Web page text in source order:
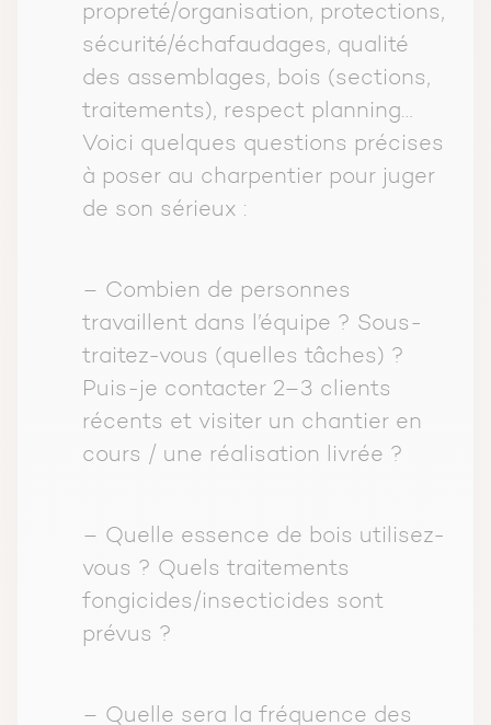
propreté/organisation, protections,
sécurité/échafaudages, qualité
des assemblages, bois (sections,
traitements), respect planning…
Voici quelques questions précises
à poser au charpentier pour juger
de son sérieux :
– Combien de personnes
travaillent dans l’équipe ? Sous-
traitez-vous (quelles tâches) ?
Puis-je contacter 2–3 clients
récents et visiter un chantier en
cours / une réalisation livrée ?
– Quelle essence de bois utilisez-
vous ? Quels traitements
fongicides/insecticides sont
prévus ?
– Quelle sera la fréquence des